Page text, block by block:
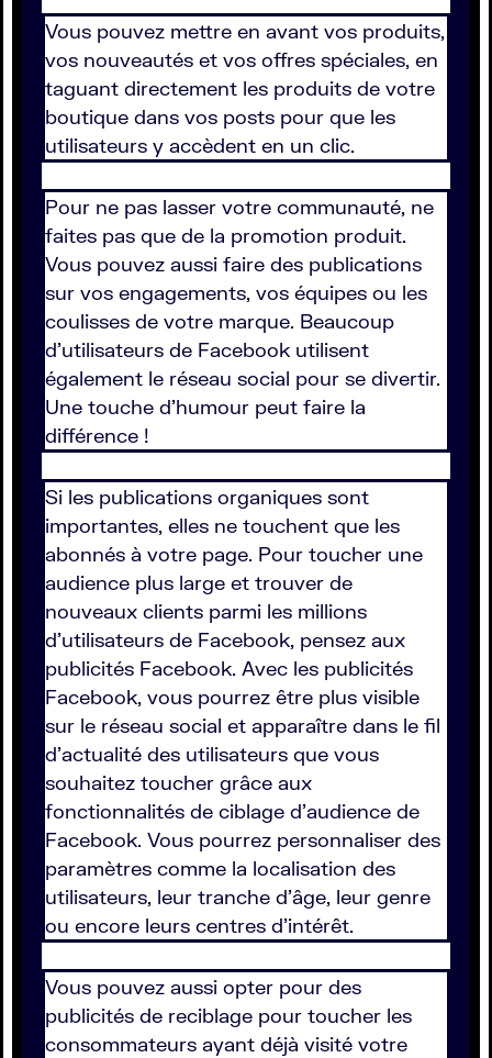
Vous pouvez mettre en avant vos produits,
vos nouveautés et vos offres spéciales, en
taguant directement les produits de votre
boutique dans vos posts pour que les
utilisateurs y accèdent en un clic.
Pour ne pas lasser votre communauté, ne
faites pas que de la promotion produit.
Vous pouvez aussi faire des publications
sur vos engagements, vos équipes ou les
coulisses de votre marque. Beaucoup
d'utilisateurs de Facebook utilisent
également le réseau social pour se divertir.
Une touche d'humour peut faire la
différence !
Si les publications organiques sont
importantes, elles ne touchent que les
abonnés à votre page. Pour toucher une
audience plus large et trouver de
nouveaux clients parmi les millions
d'utilisateurs de Facebook, pensez aux
publicités Facebook. Avec les publicités
Facebook, vous pourrez être plus visible
sur le réseau social et apparaître dans le fil
d'actualité des utilisateurs que vous
souhaitez toucher grâce aux
fonctionnalités de ciblage d'audience de
Facebook. Vous pourrez personnaliser des
paramètres comme la localisation des
utilisateurs, leur tranche d'âge, leur genre
ou encore leurs centres d'intérêt.
Vous pouvez aussi opter pour des
publicités de reciblage pour toucher les
consommateurs ayant déjà visité votre